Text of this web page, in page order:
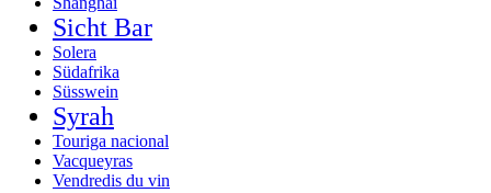
Sicht Bar
Solera
Südafrika
Süsswein
Syrah
Touriga nacional
Vacqueyras
Vendredis du vin